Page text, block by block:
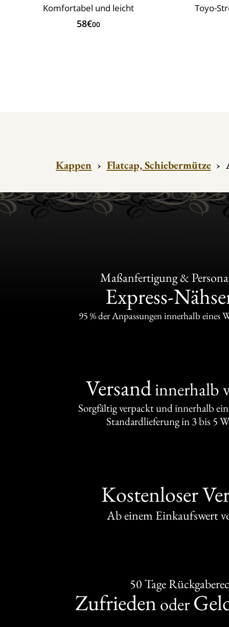
Komfortabel und leicht
58€00
Toyo-
Kappen › Flatcap, Schiebermütze ›
Maßanfertigung &
Express-
95 % der Anpassungen innerhalb eines
Versandinnerhalb
Sorgfältig verpackt und innerhalb
Standardlieferung in 3 bis 5
Kostenloser
Ab einem Einkaufswert
50 Tage
Zufrieden oder